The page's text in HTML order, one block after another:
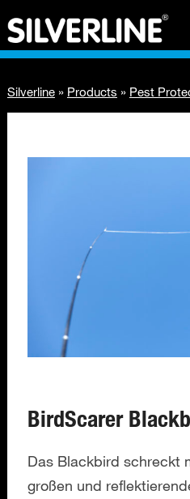
Silverline» Products » Pest
BirdScarer
Das Blackbird schreckt
großen und